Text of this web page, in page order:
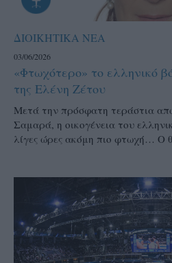
ΔΙΟΙΚΗΤΙΚΑ ΝΕΑ
03/06/2026
«Φτωχότερο» το ελληνικό
της Ελένη Ζέτου
Μετά την πρόσφατη τεράστια
Σαμαρά, η οικογένεια του
λίγες ώρες ακόμη πιο φτωχή… Ο